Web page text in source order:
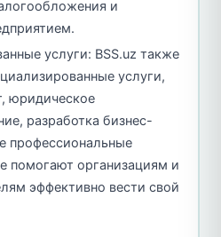
и
услуги: BSS.uz также
услуги,
юридическое
разработка бизнес-
профессиональные
помогают организациям и
эффективно вести свой